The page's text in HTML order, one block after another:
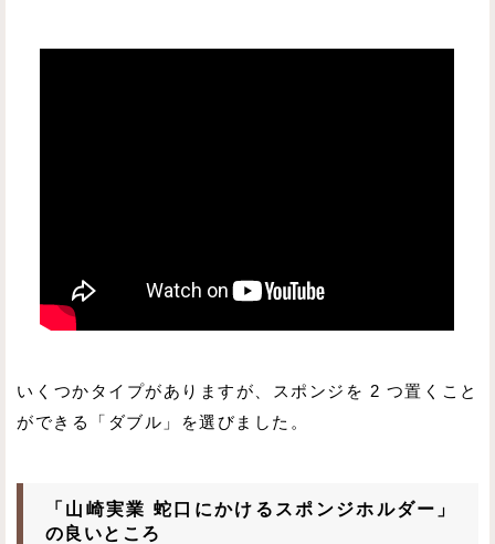
いくつかタイプがありますが、スポンジを 2 つ置くこと
ができる「ダブル」を選びました。
「山崎実業 蛇口にかけるスポンジホルダー」
の良いところ